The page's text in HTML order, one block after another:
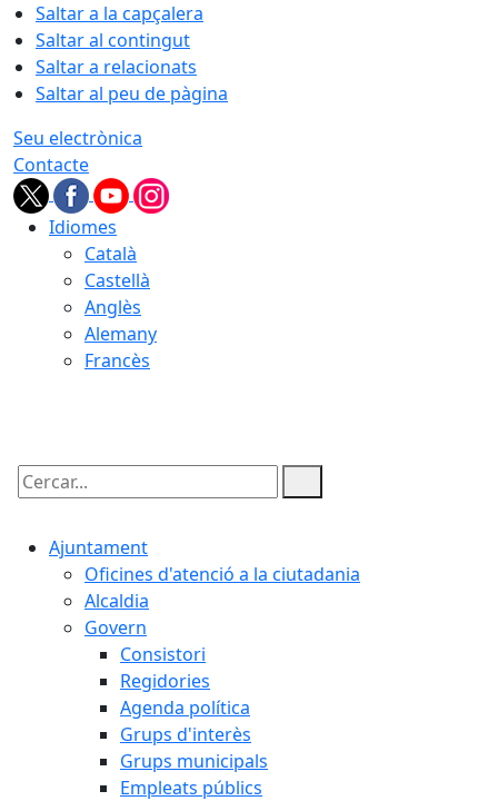
Saltar a la capçalera
Saltar al contingut
Saltar a relacionats
Saltar al peu de pàgina
Seu electrònica
Contacte
Idiomes
Català
Castellà
Anglès
Alemany
Francès
Cercar:
Ajuntament
Oficines d'atenció a la ciutadania
Alcaldia
Govern
Consistori
Regidories
Agenda política
Grups d'interès
Grups municipals
Empleats públics